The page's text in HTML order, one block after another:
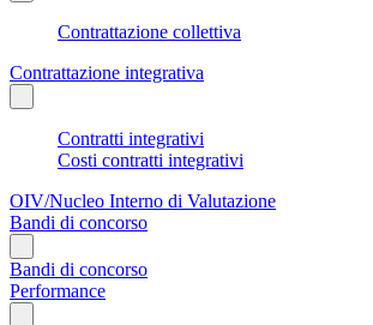
Contrattazione collettiva
Contrattazione integrativa
Contratti integrativi
Costi contratti integrativi
OIV/Nucleo Interno di Valutazione
Bandi di concorso
Bandi di concorso
Performance